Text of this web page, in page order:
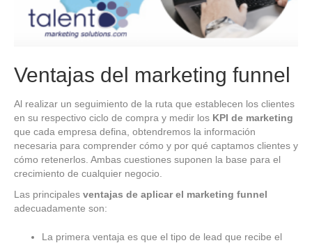
Ventajas del marketing funnel
Al realizar un seguimiento de la ruta que establecen los clientes
en su respectivo ciclo de compra y medir los KPI de marketing
que cada empresa defina, obtendremos la información
necesaria para comprender cómo y por qué captamos clientes y
cómo retenerlos. Ambas cuestiones suponen la base para el
crecimiento de cualquier negocio.
Las principales ventajas de aplicar el marketing funnel
adecuadamente son:
La primera ventaja es que el tipo de lead que recibe el